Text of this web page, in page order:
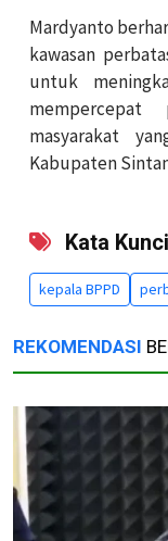
Mardyanto
kawasan
untuk
mempercepat
masyarakat
Kabupaten
Kata
kepala BPPD
REKOMENDASI